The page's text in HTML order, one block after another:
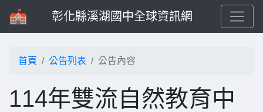
彰化縣溪湖國中全球資訊網
首頁 公告列表 公告內容
114年雙流自然教育中